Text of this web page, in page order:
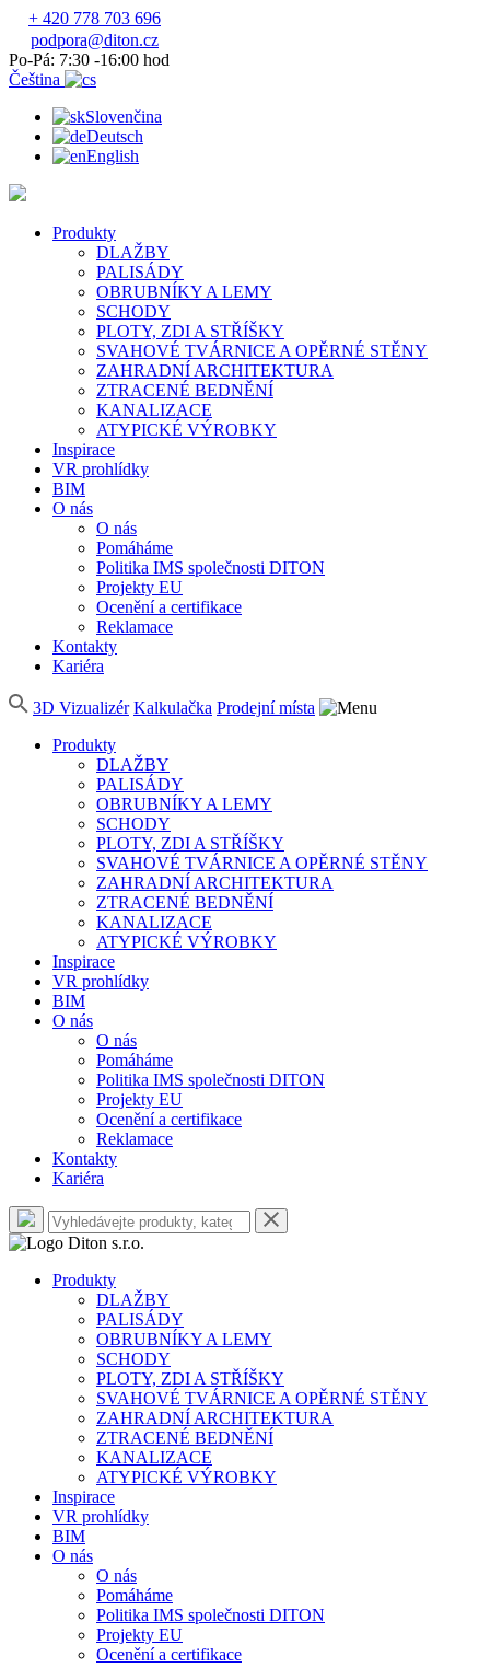
+ 420 778 703 696
podpora@diton.cz
Po-Pá: 7:30 -16:00 hod
Čeština
Slovenčina
Deutsch
English
Produkty
DLAŽBY
PALISÁDY
OBRUBNÍKY A LEMY
SCHODY
PLOTY, ZDI A STŘÍŠKY
SVAHOVÉ TVÁRNICE A OPĚRNÉ STĚNY
ZAHRADNÍ ARCHITEKTURA
ZTRACENÉ BEDNĚNÍ
KANALIZACE
ATYPICKÉ VÝROBKY
Inspirace
VR prohlídky
BIM
O nás
O nás
Pomáháme
Politika IMS společnosti DITON
Projekty EU
Ocenění a certifikace
Reklamace
Kontakty
Kariéra
3D Vizualizér Kalkulačka Prodejní místa
Produkty
DLAŽBY
PALISÁDY
OBRUBNÍKY A LEMY
SCHODY
PLOTY, ZDI A STŘÍŠKY
SVAHOVÉ TVÁRNICE A OPĚRNÉ STĚNY
ZAHRADNÍ ARCHITEKTURA
ZTRACENÉ BEDNĚNÍ
KANALIZACE
ATYPICKÉ VÝROBKY
Inspirace
VR prohlídky
BIM
O nás
O nás
Pomáháme
Politika IMS společnosti DITON
Projekty EU
Ocenění a certifikace
Reklamace
Kontakty
Kariéra
Produkty
DLAŽBY
PALISÁDY
OBRUBNÍKY A LEMY
SCHODY
PLOTY, ZDI A STŘÍŠKY
SVAHOVÉ TVÁRNICE A OPĚRNÉ STĚNY
ZAHRADNÍ ARCHITEKTURA
ZTRACENÉ BEDNĚNÍ
KANALIZACE
ATYPICKÉ VÝROBKY
Inspirace
VR prohlídky
BIM
O nás
O nás
Pomáháme
Politika IMS společnosti DITON
Projekty EU
Ocenění a certifikace